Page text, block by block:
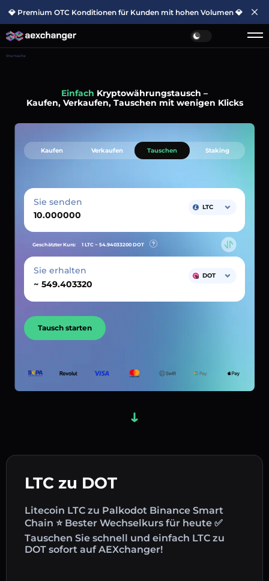
💎 Premium OTC Konditionen für Kunden mit hohen Volumen 💎
Startseite
Einfach Kryptowährungstausch –
Kaufen, Verkaufen, Tauschen mit wenigen Klicks
LTC zu DOT
Litecoin LTC zu Palkodot Binance Smart
Chain ⭐ Bester Wechselkurs für heute ✅
Tauschen Sie schnell und einfach LTC zu
DOT sofort auf AEXchanger!
Kaufen Verkaufen Tauschen Staking
Sie senden LTC
Geschätzter Kurs: 1 LTC ~ 54.94033200 DOT
Sie erhalten
~
DOT
Tausch starten